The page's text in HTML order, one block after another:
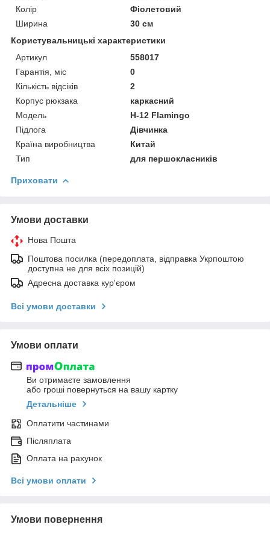
Колір
Фіолетовий
Ширина
30 см
Користувальницькі характеристики
Артикул
558017
Гарантія, міс
0
Кількість відсіків
2
Корпус рюкзака
каркасний
Мoдель
H-12 Flamingo
Підлога
Дівчинка
Країна виробництва
Китай
Тип
для першокласників
Приховати
Умови доставки
Нова Пошта
Поштова посилка (передоплата, відправка Укрпоштою
доступна не для всіх позицій)
Адресна доставка кур'єром
Всі умови доставки
Умови оплати
Ви отримаєте замовлення
або гроші повернуться на вашу картку
Детальніше
Оплатити частинами
Післяплата
Оплата на рахунок
Всі умови оплати
Умови повернення